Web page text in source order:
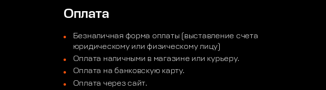
Оплата
Безналичная форма оплаты (выставление счета
юридическому или физическому лицу)
Оплата наличными в магазине или курьеру.
Оплата на банковскую карту.
Оплата через сайт.